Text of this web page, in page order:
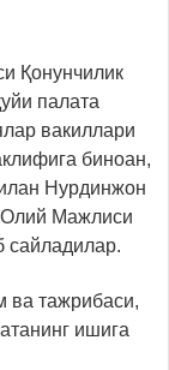
Қонунчилик
палата
вакиллари
биноан,
Нурдинжон
Олий Мажлиси
сайладилар.
ва тажрибаси,
ишига